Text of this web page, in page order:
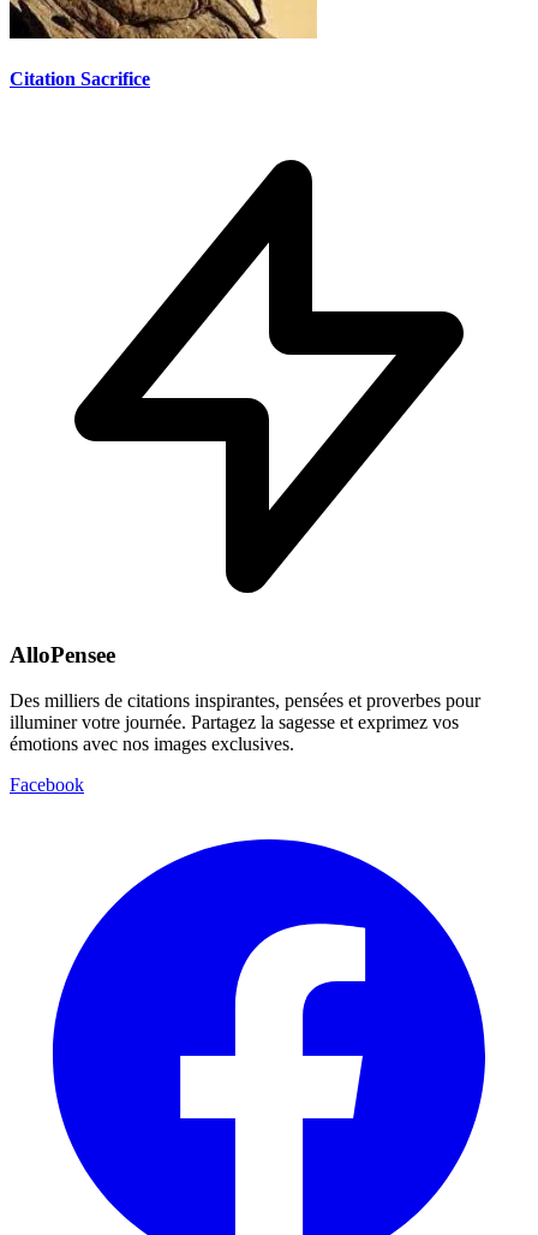
Citation Sacrifice
AlloPensee
Des milliers de citations inspirantes, pensées et proverbes pour
illuminer votre journée. Partagez la sagesse et exprimez vos
émotions avec nos images exclusives.
Facebook